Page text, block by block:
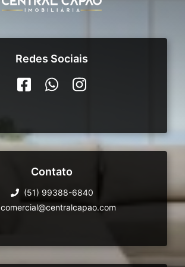
Redes Sociais
Contato
(51) 99388-6840
comercial@centralcapao.com